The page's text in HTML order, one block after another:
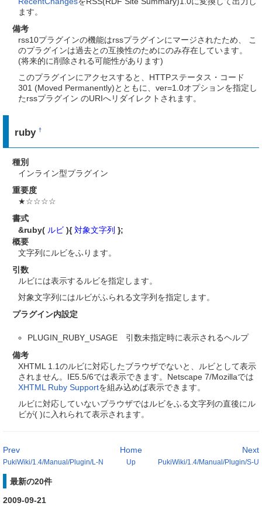
ます。
備考
rss10プラグインの機能はrssプラグインにマージされたため、 こ
のプラグインは過去との互換性のためにのみ存在しています。
(将来的に削除される可能性があります)
このプラグインにアクセスすると、HTTPステータス・コード
301 (Moved Permanently)とともに、ver=1.0オプションを指定し
たrssプラグイン のURIへリダイレクトされます。
ruby†
種別
インライン型プラグイン
重要度
★☆☆☆☆
書式
&ruby( ルビ ){ 対象文字列 };
概要
文字列にルビをふります。
引数
ルビには表示するルビを指定します。
対象文字列にはルビがふられる文字列を指定します。
プラグイン内設定
PLUGIN_RUBY_USAGE 引数未指定時に表示されるヘルプ
備考
XHTML 1.1のルビに対応したブラウザでないと、ルビとして表示
されません。IE5.5/6では表示できます。Netscape 7/Mozillaでは
XHTML Ruby Supportを組み込めば表示できます。
ルビに対応していないブラウザではルビをふる文字列の直後にル
ビが( )に入れられて表示されます。
Prev
PukiWiki/1.4/Manual/Plugin/L-N
Next
PukiWiki/1.4/Manual/Plugin/S-U
Home
Up
最新の20件
2009-09-21